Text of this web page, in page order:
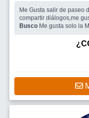
Me Gusta salir de paseo de campo
Busco Me gusta solo la